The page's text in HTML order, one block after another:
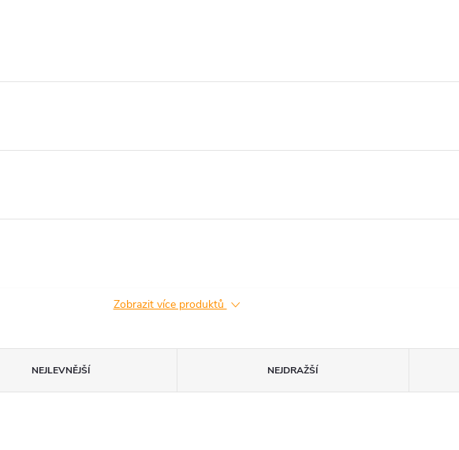
Zobrazit více produktů
NEJLEVNĚJŠÍ NEJDRAŽŠÍ